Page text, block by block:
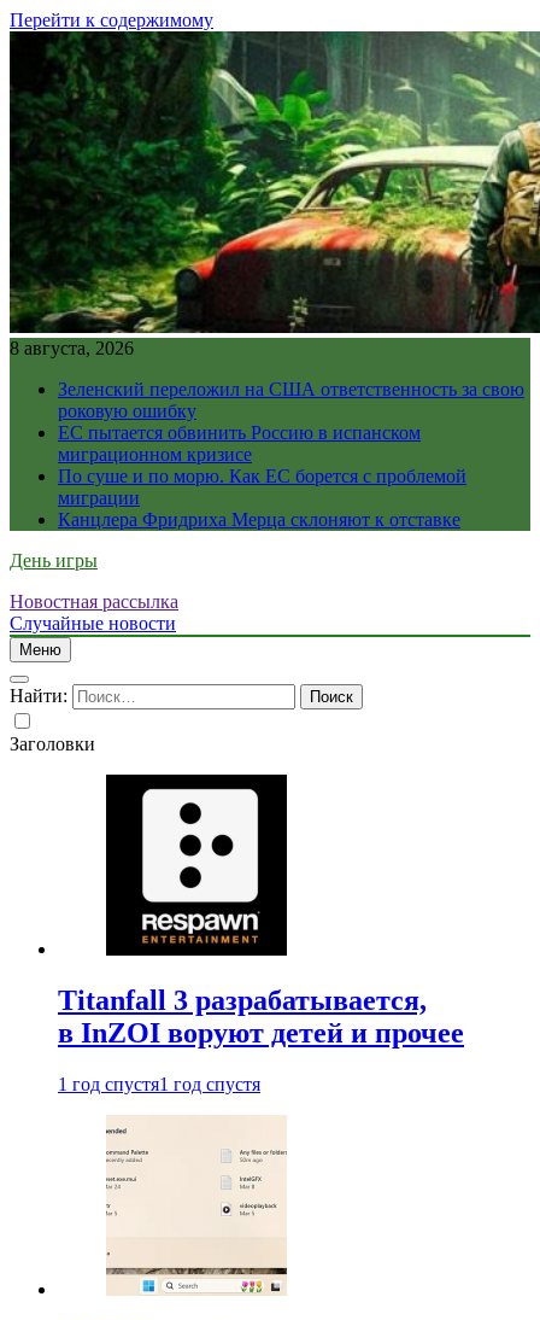
Перейти к содержимому
8 августа, 2026
Зеленский переложил на США ответственность за свою
роковую ошибку
ЕС пытается обвинить Россию в испанском
миграционном кризисе
По суше и по морю. Как ЕС борется с проблемой
миграции
Канцлера Фридриха Мерца склоняют к отставке
День игры
Новостная рассылка
Случайные новости
Меню
Найти:
Заголовки
Titanfall 3 разрабатывается,
в InZOI воруют детей и прочее
1 год спустя1 год спустя